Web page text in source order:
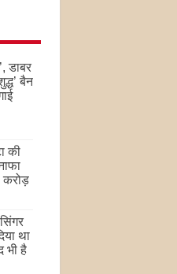
डाबर
बैन
की
था
भी है